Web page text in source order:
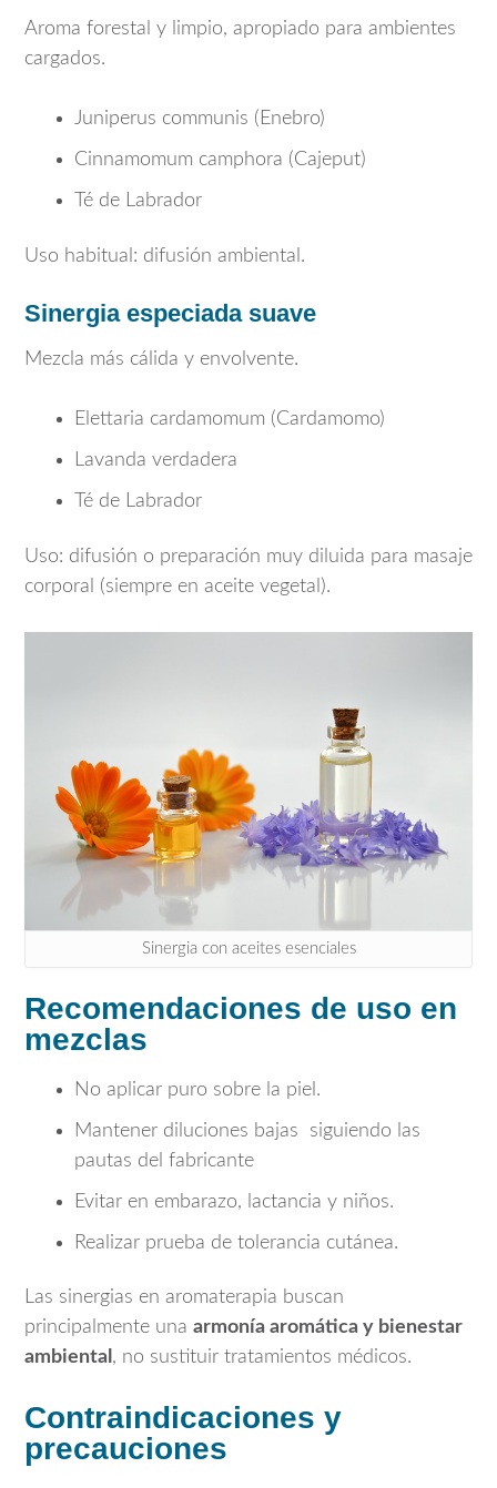
Aroma forestal y limpio, apropiado para ambientes
cargados.
Juniperus communis (Enebro)
Cinnamomum camphora (Cajeput)
Té de Labrador
Uso habitual: difusión ambiental.
Sinergia especiada suave
Mezcla más cálida y envolvente.
Elettaria cardamomum (Cardamomo)
Lavanda verdadera
Té de Labrador
Uso: difusión o preparación muy diluida para masaje
corporal (siempre en aceite vegetal).
Sinergia con aceites esenciales
Recomendaciones de uso en
mezclas
No aplicar puro sobre la piel.
Mantener diluciones bajas siguiendo las
pautas del fabricante
Evitar en embarazo, lactancia y niños.
Realizar prueba de tolerancia cutánea.
Las sinergias en aromaterapia buscan
principalmente una armonía aromática y bienestar
ambiental , no sustituir tratamientos médicos.
Contraindicaciones y
precauciones